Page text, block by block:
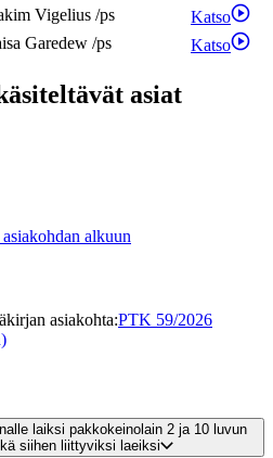
Vigelius /ps
Katso
Garedew /ps Katso
asiat
alkuun
asiakohta:PTK 59/2026
laiksi pakkokeinolain 2 ja 10 luvun
siihen liittyviksi laeiksi